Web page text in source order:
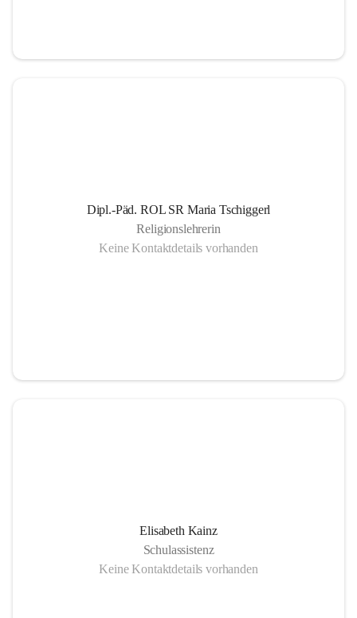
Dipl.-Päd. ROL SR Maria Tschiggerl
Religionslehrerin
Keine Kontaktdetails vorhanden
Elisabeth Kainz
Schulassistenz
Keine Kontaktdetails vorhanden